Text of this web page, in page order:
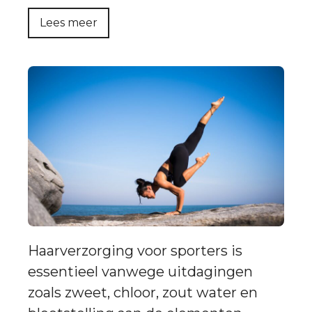
Lees meer
Haarverzorging voor sporters is
essentieel vanwege uitdagingen
zoals zweet, chloor, zout water en